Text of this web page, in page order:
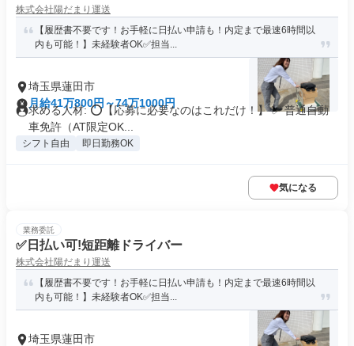
株式会社陽だまり運送
【履歴書不要です！お手軽に日払い申請も！内定まで最速6時間以
内も可能！】未経験者OK✅担当...
埼玉県蓮田市
月給41万800円～74万1000円
求める人材: ⭕️【応募に必要なのはこれだけ！】 ✅ 普通自動
車免許（AT限定OK...
シフト自由 即日勤務OK
気になる
業務委託
✅日払い可!短距離ドライバー
株式会社陽だまり運送
【履歴書不要です！お手軽に日払い申請も！内定まで最速6時間以
内も可能！】未経験者OK✅担当...
埼玉県蓮田市